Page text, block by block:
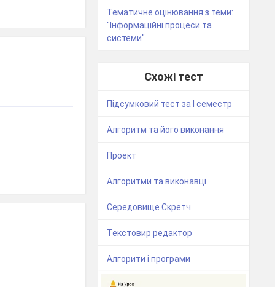
Тематичне оцінювання з теми:
"Інформаційні процеси та
системи"
Схожі тест
Підсумковий тест за І семестр
Алгоритм та його виконання
Проект
Алгоритми та виконавці
Середовище Скретч
Текстовир редактор
Алгорити і програми